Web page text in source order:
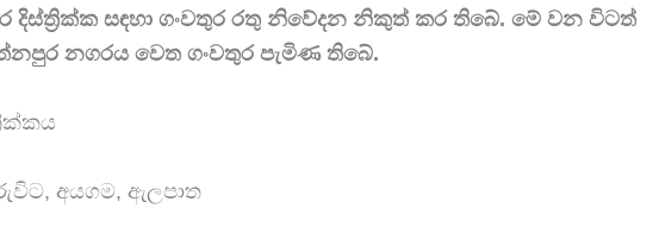
දිස්ත්‍රික්ක සඳහා ගංවතුර රතු නිවේදන නිකුත් කර තිබේ. මේ වන විටත්
නගරය වෙත ගංවතුර පැමිණ තිබේ.
අයගම, ඇලපාත